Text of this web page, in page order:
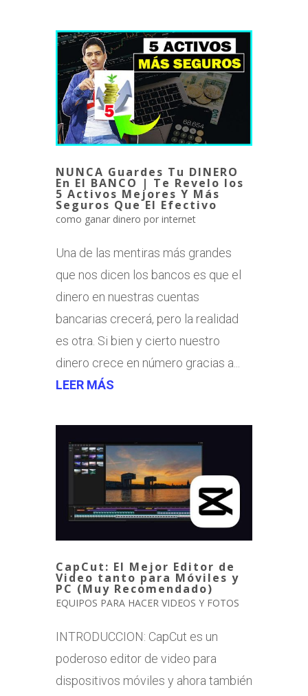
NUNCA Guardes Tu DINERO
En El BANCO | Te Revelo los
5 Activos Mejores Y Más
Seguros Que El Efectivo
como ganar dinero por internet
Una de las mentiras más grandes
que nos dicen los bancos es que el
dinero en nuestras cuentas
bancarias crecerá, pero la realidad
es otra. Si bien y cierto nuestro
dinero crece en número gracias a...
LEER MÁS
CapCut: El Mejor Editor de
Video tanto para Móviles y
PC (Muy Recomendado)
EQUIPOS PARA HACER VIDEOS Y FOTOS
INTRODUCCION: CapCut es un
poderoso editor de video para
dispositivos móviles y ahora también